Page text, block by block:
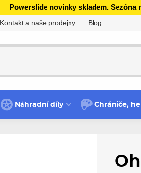
Powerslide novinky skladem. Sezóna
Kontakt a naše prodejny Blog
Náhradní díly Chrániče,